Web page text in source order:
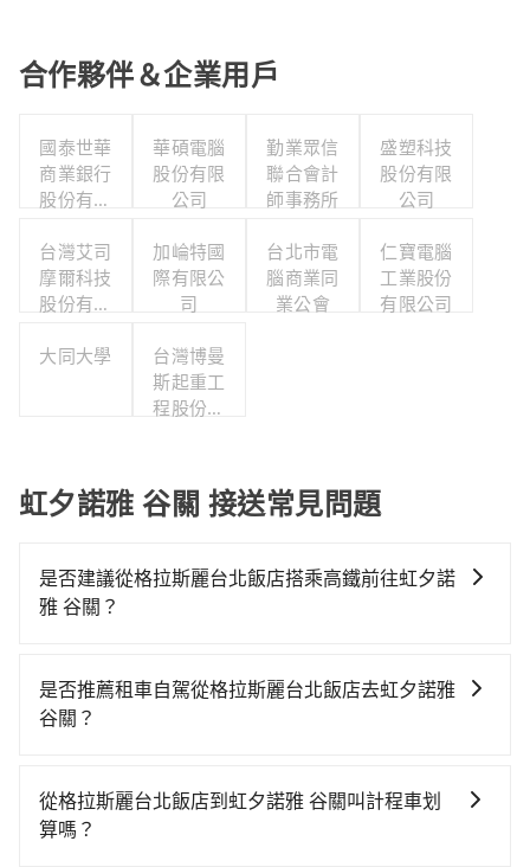
合作夥伴＆企業用戶
國泰世華
商業銀行
股份有限
華碩電腦
股份有限
公司
勤業眾信
聯合會計
師事務所
盛塑科技
股份有限
公司
台灣艾司
摩爾科技
股份有限
加崘特國
際有限公
司
台北市電
腦商業同
業公會
仁寶電腦
工業股份
有限公司
大同大學
台灣博曼
斯起重工
程股份有
虹夕諾雅 谷關 接送常見問題
是否建議從格拉斯麗台北飯店搭乘高鐵前往虹夕諾
雅 谷關？
鐵較貴、費時！從最早06:26一直到23:00，台北-台中一
天最多有102班次高鐵可搭乘。假設從格拉斯麗台北飯店
到來，大概又過了25分鐘，再乘坐47~66分鐘（平均57
分）的高鐵從台北站前往台中高鐵站，每人票價700元，
是否推薦租車自駕從格拉斯麗台北飯店去虹夕諾雅
谷關？
時不需要閉目養神（因為要自己開車），最重要的是你
當天就要來回，那在台北路邊可隨租隨借的iRent應該是
從格拉斯麗台北飯店到虹夕諾雅 谷關叫計程車划
算嗎？